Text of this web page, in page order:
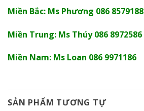
Miền Bắc: Ms Phương 086 8579188
Miền Trung: Ms Thúy 086 8972586
Miền Nam: Ms Loan 086 9971186
SẢN PHẨM TƯƠNG TỰ